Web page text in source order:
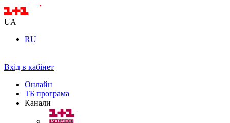
UA
RU
Вхід в кабінет
Онлайн
ТБ програма
Канали